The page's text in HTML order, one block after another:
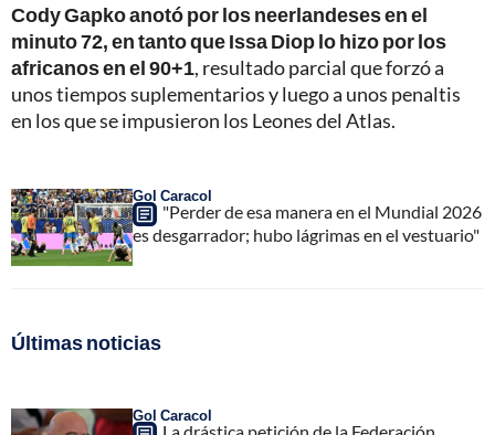
Cody Gapko anotó por los neerlandeses en el
minuto 72, en tanto que Issa Diop lo hizo por los
africanos en el 90+1, resultado parcial que forzó a
unos tiempos suplementarios y luego a unos penaltis
en los que se impusieron los Leones del Atlas.
Gol Caracol
"Perder de esa manera en el Mundial 2026
es desgarrador; hubo lágrimas en el vestuario"
Últimas noticias
Gol Caracol
La drástica petición de la Federación